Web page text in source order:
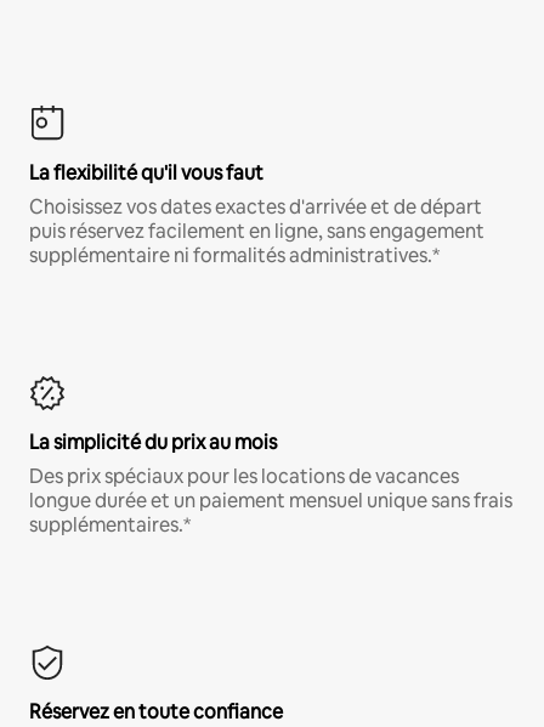
La flexibilité qu'il vous faut
Choisissez vos dates exactes d'arrivée et de départ
puis réservez facilement en ligne, sans engagement
supplémentaire ni formalités administratives.*
La simplicité du prix au mois
Des prix spéciaux pour les locations de vacances
longue durée et un paiement mensuel unique sans frais
supplémentaires.*
Réservez en toute confiance